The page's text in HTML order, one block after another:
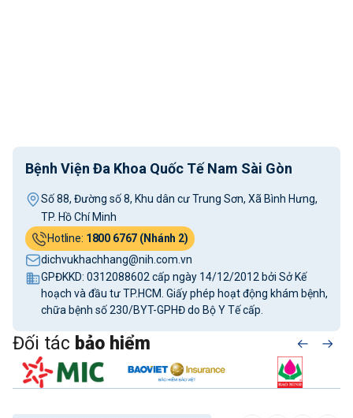
Bệnh Viện Đa Khoa Quốc Tế Nam Sài Gòn
Số 88, Đường số 8, Khu dân cư Trung Sơn, Xã Bình Hưng,
TP. Hồ Chí Minh
Hotline: 1800 6767 (Nhánh 2)
dichvukhachhang@nih.com.vn
GPĐKKD: 0312088602 cấp ngày 14/12/2012 bởi Sở Kế
hoạch và đầu tư TP.HCM. Giấy phép hoạt động khám bệnh,
chữa bệnh số 230/BYT-GPHĐ do Bộ Y Tế cấp.
Đối tác bảo hiểm